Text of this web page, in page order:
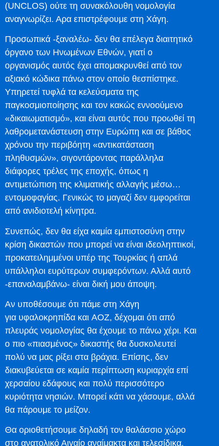
(UNCLOS) oύτε τη συνακόλουθη νομολογία
αναγνωρίζει. Αρα επιστρέφουμε στη Χάγη.
Προσωπικά -ξαναλέω- δεν θα επέλεγα διαιτητικό
όργανο των Ηνωμένων Εθνών, γιατί ο
οργανισμός αυτός έχει απομακρυνθεί από τον
αξιακό κώδικα πάνω στον οποίο θεσπίστηκε.
Υπηρετεί τυφλά τα κελεύσματα της
παγκοσμιοποίησης και τον κακώς εννοούμενο
«δικαιωματισμό», και είναι αυτός που προωθεί τη
λαθρομετανάστευση στην Ευρώπη και σε βάθος
χρόνου την περιβόητη «αντικατάσταση
πληθυσμών», σιγοντάροντας παράλληλα
διάφορες τρέλες της εποχής, όπως η
αντιμετώπιση της κλιματικής αλλαγής μέσω…
εντομοφαγίας. Γενικώς το μαγαζί δεν εμφορείται
από ανιδιοτελή κίνητρα.
Συνεπώς, δεν θα είχα καμία εμπιστοσύνη στην
κρίση δικαστών που μπορεί να είναι ιδεοληπτικοί,
προκατειλημμένοι υπέρ της Τουρκίας ή απλά
υπάλληλοι ευρύτερων συμφερόντων. Αλλά αυτό
-επαναλαμβάνω- είναι δική μου άποψη.
Αν υποθέσουμε ότι πάμε στη Χάγη
για υφαλοκρηπίδα και ΑΟΖ, δέχομαι ότι από
πλευράς νομολογίας θα έχουμε το πάνω χέρι. Και
ο πιο «πιασμένος» δικαστής θα δυσκολευτεί
πολύ να μας ρίξει στα βράχια. Επίσης, δεν
διακυβεύεται σε καμία περίπτωση κυριαρχία επί
χερσαίου εδάφους και πολύ περισσότερο
κυριότητα νησιών. Μπορεί κάτι να χάσουμε, αλλά
θα πάρουμε το μείζον.
Θα οριοθετήσουμε δηλαδή τον θαλάσσιο χώρο
στο ανατολικό Αιγαίο αναίμακτα και τελεσίδικα.